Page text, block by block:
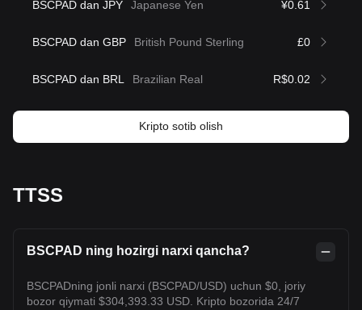
BSCPAD dan JPY Japanese Yen ¥0.61
BSCPAD dan GBP British Pound Sterling £0
BSCPAD dan BRL Brazilian Real R$0.02
Kripto sotib olish
TTSS
BSCPAD ning hozirgi narxi qancha?
BSCPADning jonli narxi (BSCPAD/USD) uchun $0, joriy
bozor qiymati $304,393.33 USD. Kripto bozorida 24/7